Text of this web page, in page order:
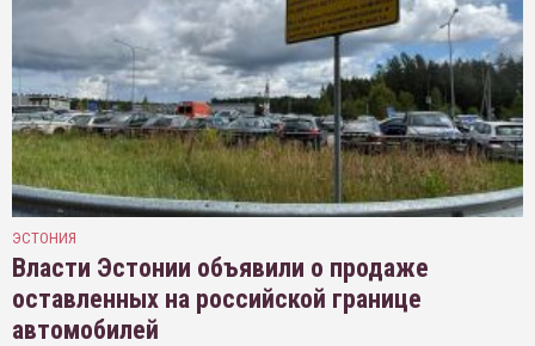
ЭСТОНИЯ
Власти Эстонии объявили о продаже
оставленных на российской границе
автомобилей